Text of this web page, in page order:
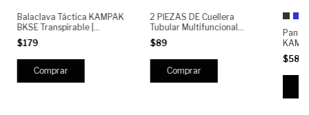
Balaclava Táctica KAMPAK
BKSE Transpirable |
Pasamontañas Elástico con
Zonas Ventiladas | Uso
Outdoor, Moto, Airsoft,
Clima Frío
$179
2 PIEZAS DE Cuellera
Tubular Multifuncional
Unisex BK01 KAMPAK |
Deportivo Táctico Outdoor
para Moto, Ciclismo,
Running y Camping
$89
$589